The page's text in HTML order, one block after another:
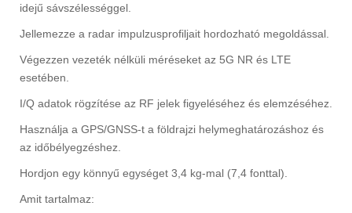
idejű sávszélességgel.
Jellemezze a radar impulzusprofiljait hordozható megoldással.
Végezzen vezeték nélküli méréseket az 5G NR és LTE
esetében.
I/Q adatok rögzítése az RF jelek figyeléséhez és elemzéséhez.
Használja a GPS/GNSS-t a földrajzi helymeghatározáshoz és
az időbélyegzéshez.
Hordjon egy könnyű egységet 3,4 kg-mal (7,4 fonttal).
Amit tartalmaz: